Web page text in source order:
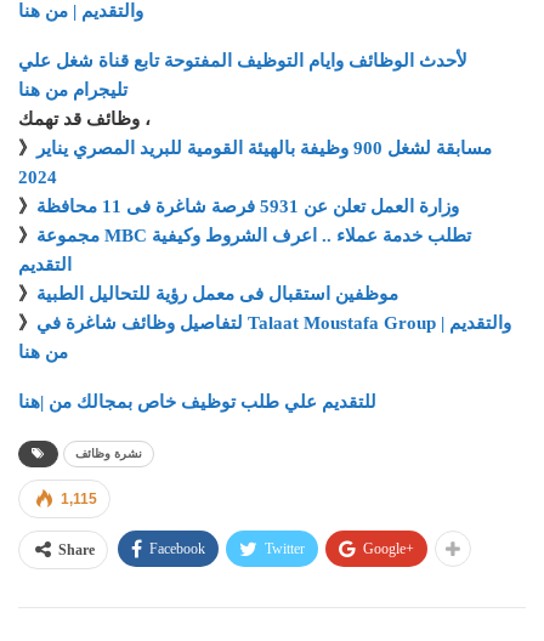
والتقديم | من هنا
لأحدث الوظائف وايام التوظيف المفتوحة تابع قناة شغل علي
تليجرام من هنا
وظائف قد تهمك ،
》
مسابقة لشغل 900 وظيفة بالهيئة القومية للبريد المصري يناير
2024
》
وزارة العمل تعلن عن 5931 فرصة شاغرة فى 11 محافظة
》 مجموعة MBC تطلب خدمة عملاء .. اعرف الشروط وكيفية
التقديم
》 موظفين استقبال فى معمل رؤية للتحاليل الطبية
》 لتفاصيل وظائف شاغرة في Talaat Moustafa Group والتقديم |
من هنا
للتقديم علي طلب توظيف خاص بمجالك من |هنا
نشرة وظائف
1,115
Share Facebook Twitter Google+